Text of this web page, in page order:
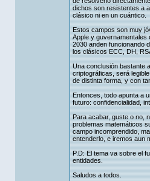
dichos son resistentes a
clásico ni en un cuántico.
Estos campos son muy
Apple y guvernamentales
2030 anden funcionando
los clásicos ECC, DH,
Una conclusión bastante
criptográficas, será
de distinta forma, y con
Entonces, todo apunta a
futuro: confidencialidad,
Para acabar, guste o no,
problemas matemáticos
campo incomprendido,
entenderlo, e iremos aun
P.D: El tema va sobre el
entidades.
Saludos a todos.